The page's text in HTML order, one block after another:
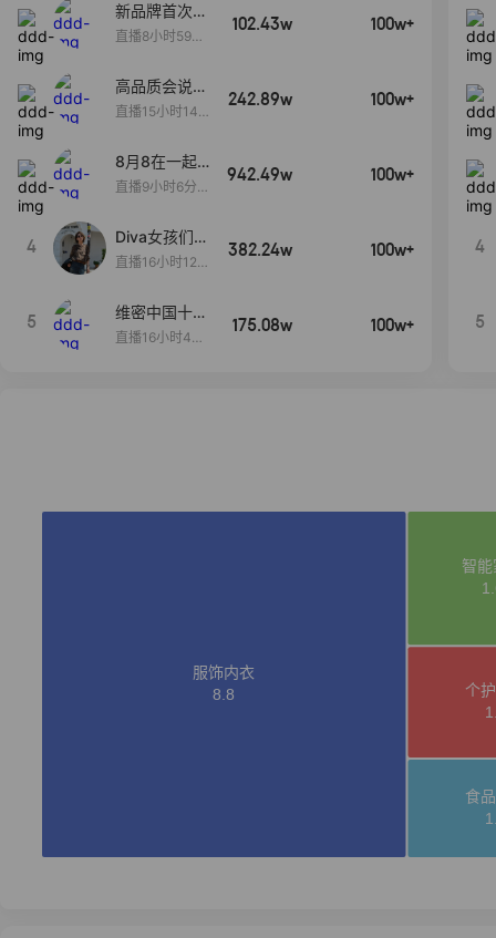
新品牌首次大
上新
直播8小时59分
102.43w 100w+
高品质会说
话….
直播15小时14
242.89w 100w+
8月8在一起
生日献礼盛典
直播9小时6分1
942.49w 100w+
4
Diva女孩们集
合啦~意大利
直播16小时12
382.24w 100w+
5
维密中国十周
年 与你如此
直播16小时48
175.08w 100w+
4
5